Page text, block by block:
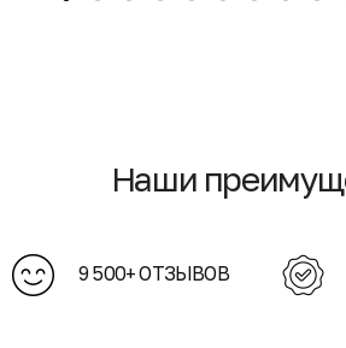
Наши
9 500+ ОТЗЫВОВ